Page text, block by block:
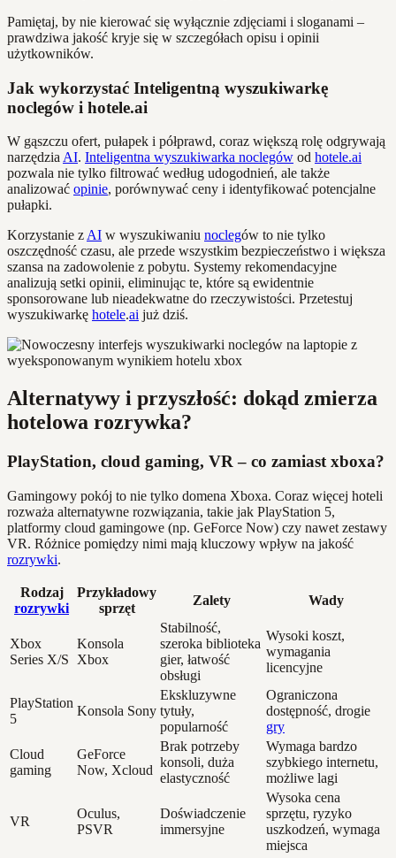
Pamiętaj, by nie kierować się wyłącznie zdjęciami i sloganami –
prawdziwa jakość kryje się w szczegółach opisu i opinii
użytkowników.
Jak wykorzystać Inteligentną wyszukiwarkę
noclegów i hotele.ai
W gąszczu ofert, pułapek i półprawd, coraz większą rolę odgrywają
narzędziaAI. Inteligentna wyszukiwarka noclegów od hotele.ai
pozwala nie tylko filtrować według udogodnień, ale także
analizować opinie, porównywać ceny i identyfikować potencjalne
pułapki.
Korzystanie zAI w wyszukiwaniu noclegów to nie tylko
oszczędność czasu, ale przede wszystkim bezpieczeństwo i większa
szansa na zadowolenie z pobytu. Systemy rekomendacyjne
analizują setki opinii, eliminując te, które są ewidentnie
sponsorowane lub nieadekwatne do rzeczywistości. Przetestuj
wyszukiwarkę hotele.ai już dziś.
Alternatywy i przyszłość: dokąd zmierza
hotelowa rozrywka?
PlayStation, cloud gaming, VR – co zamiast xboxa?
Gamingowy pokój to nie tylko domena Xboxa. Coraz więcej hoteli
rozważa alternatywne rozwiązania, takie jak PlayStation 5,
platformy cloud gamingowe (np. GeForce Now) czy nawet zestawy
VR. Różnice pomiędzy nimi mają kluczowy wpływ na jakość
rozrywki.
Rodzaj
rozrywki
Przykładowy
sprzęt
Zalety Wady
Xbox
Series X/S
Konsola
Xbox
Stabilność,
szeroka biblioteka
gier, łatwość
obsługi
Wysoki koszt,
wymagania
licencyjne
PlayStation
5
Konsola Sony
Ekskluzywne
tytuły,
popularność
Ograniczona
dostępność, drogie
gry
Cloud
gaming
GeForce
Now, Xcloud
Brak potrzeby
konsoli, duża
elastyczność
Wymaga bardzo
szybkiego internetu,
możliwe lagi
VR
Oculus,
PSVR
Doświadczenie
immersyjne
Wysoka cena
sprzętu, ryzyko
uszkodzeń, wymaga
miejsca